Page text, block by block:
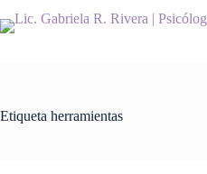
al
Etiqueta herramientas